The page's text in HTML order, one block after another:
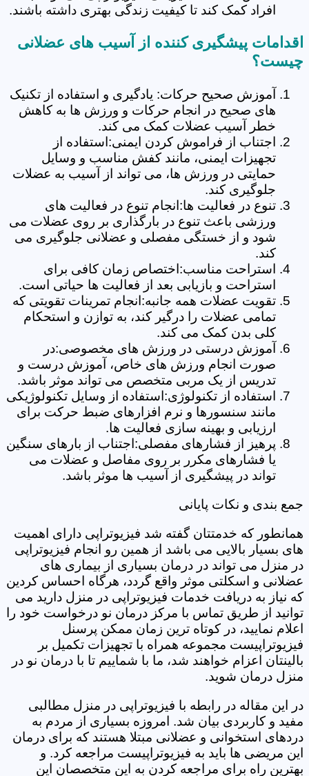
افراد کمک کند تا کیفیت زندگی بهتری داشته باشند.
اقدامات پیشگیری کننده از آسیب های عضلانی
چیست؟
آموزش صحیح حرکات: یادگیری و استفاده از تکنیک
های صحیح در انجام حرکات و ورزش ها به کاهش
خطر آسیب عضلات کمک می کند.
اجتناب از فراموش کردن ایمنی:استفاده از
تجهیزات ایمنی، مانند کفش مناسب و وسایل
حمایتی در ورزش ها، می تواند از آسیب به عضلات
جلوگیری کند.
تنوع در فعالیت ها:انجام تنوع در فعالیت های
ورزشی باعث تنوع در بارگذاری بر روی عضلات می
شود و از خستگی مفصلی و عضلانی جلوگیری می
کند.
استراحت مناسب:اختصاص زمان کافی برای
استراحت و بازیابی بعد از فعالیت ها حیاتی است.
تقویت عضلات همه جانبه:انجام تمرینات تقویتی که
تمامی عضلات را درگیر کند، به توازن و استحکام
کلی بدن کمک می کند.
آموزش درستی در ورزش های مخصوصی:در
صورت انجام ورزش های خاص، آموزش درست و
تدریس از یک مربی متخصص می تواند موثر باشد.
استفاده از تکنولوژی:استفاده از وسایل تکنولوژیکی
مانند سنسورها و نرم افزارهای ضبط حرکت برای
ارزیابی و بهینه سازی فعالیت ها.
پرهیز از فشارهای مفصلی:اجتناب از بارهای سنگین
یا فشارهای مکرر بر روی مفاصل و عضلات می
تواند در پیشگیری از آسیب ها موثر باشد.
جمع بندی و نکات پایانی
همانطور که خدمتتان گفته شد فیزیوتراپی دارای اهمیت
های بسیار بالایی می باشد از همین رو انجام فیزیوتراپی
در منزل می تواند در درمان بسیاری از بیماری های
عضلانی و اسکلتی موثر واقع گردد، هرگاه احساس کردین
که نیاز به دریافت خدمات فیزیوتراپی در منزل دارید می
توانید از طریق تماس با مرکز درمان نو درخواست خود را
اعلام نمایید، در کوتاه ترین زمان ممکن پرسنل
فیزیوتراپیست مجموعه همراه با تجهیزات تکمیل بر
بالینتان اعزام خواهند شد، ما با شماییم تا با درمان نو در
منزل درمان شوید.
در این مقاله در رابطه با فیزیوتراپی در منزل مطالبی
مفید و کاربردی بیان شد. امروزه بسیاری از مردم به
دردهای استخوانی و عضلانی مبتلا هستند که برای درمان
این مریضی ها باید به فیزیوتراپیست مراجعه کرد. و
بهترین راه برای مراجعه کردن به این متخصصان این